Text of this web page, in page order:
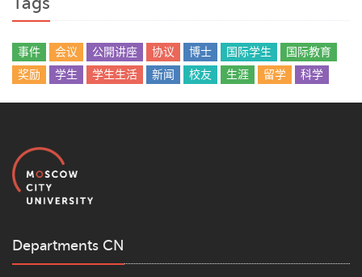
事件 会议 公開讲座 协议 博士 国际学生
国际教育
奖励
学生 学生生活 新闻 校友 生涯 留学 科学
Departments CN